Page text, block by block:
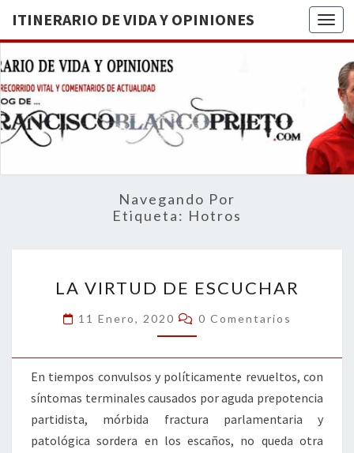
ITINERARIO DE VIDA Y OPINIONES
DE
BREVE
RECORRIDO
VITAL Y
ACTUALIDAD
Navegando Por
Etiqueta: Hotros
VIRTUD
DE
ESCUCHAR
LA VIRTUD DE ESCUCHAR
11 Enero, 2020 Comentarios
0 Comentarios
En tiempos convulsos y políticamente revueltos, con
síntomas terminales causados por aguda prepotencia
partidista, mórbida fractura parlamentaria y
patológica sordera en los escaños, no queda otra